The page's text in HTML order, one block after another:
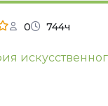
0 744ч